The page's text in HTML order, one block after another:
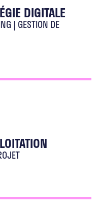
DIGITALE
| GESTION DE